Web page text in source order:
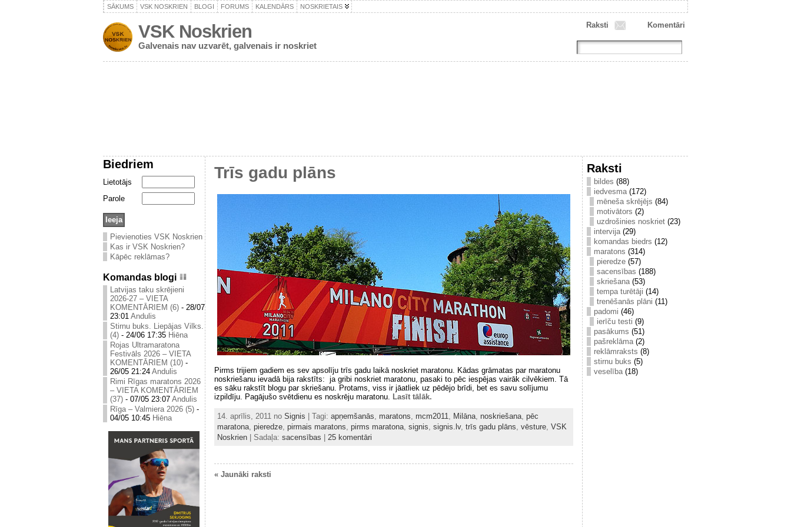
SĀKUMS VSK NOSKRIEN BLOGI FORUMS KALENDĀRS NOSKRIETAIS
VSK Noskrien
Galvenais nav uzvarēt, galvenais ir noskriet
Komentāri
Raksti
Biedriem
Lietotājs
Parole
Pievienoties VSK Noskrien
Kas ir VSK Noskrien?
Kāpēc reklāmas?
Komandas blogi
Latvijas taku skrējieni
2026-27 – VIETA
KOMENTĀRIEM (6) - 28/07
23:01 Andulis
Stirnu buks. Liepājas Vilks.
(4) - 24/06 17:35 Hiēna
Rojas Ultramaratona
Festivāls 2026 – VIETA
KOMENTĀRIEM (10) -
26/05 21:24 Andulis
Rimi Rīgas maratons 2026
– VIETA KOMENTĀRIEM
(37) - 07/05 23:07 Andulis
Rīga – Valmiera 2026 (5) -
04/05 10:45 Hiēna
Trīs gadu plāns
Pirms trijiem gadiem es sev apsolīju trīs gadu laikā noskriet maratonu. Kādas grāmatas par maratonu
noskriešanu ievadā bija rakstīts: ja gribi noskriet maratonu, pasaki to pēc iespējas vairāk cilvēkiem. Tā
es sāku rakstīt blogu par skriešanu. Protams, viss ir jāatliek uz pēdējo brīdi, bet es savu solījumu
izpildīju. Pagājušo svētdienu es noskrēju maratonu. Lasīt tālāk.
14. aprīlis, 2011 no Signis | Tagi: apņemšanās, maratons, mcm2011, Milāna, noskriešana, pēc
maratona, pieredze, pirmais maratons, pirms maratona, signis, signis.lv, trīs gadu plāns, vēsture, VSK
Noskrien | Sadaļa: sacensības 25 komentāri
« Jaunāki raksti
Raksti
bildes (88)
iedvesma(172)
mēneša skrējējs (84)
motivātors (2)
uzdrošinies noskriet (23)
intervija(29)
komandas biedrs (12)
maratons (314)
pieredze (57)
sacensības (188)
skriešana(53)
tempa turētāji (14)
trenēšanās plāni (11)
padomi (46)
ierīču testi (9)
pasākums (51)
pašreklāma(2)
reklāmraksts (8)
stirnu buks (5)
veselība(18)